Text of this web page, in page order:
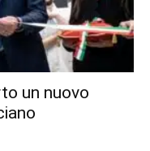
un nuovo